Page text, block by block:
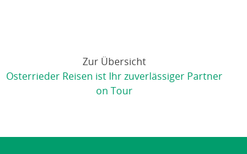
Zur Übersicht
Osterrieder Reisen ist Ihr zuverlässiger Partner
on Tour